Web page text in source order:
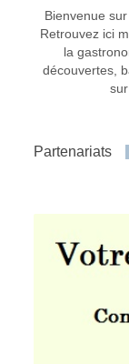
Bienvenue
Retrouvez ici
la
découvertes,
Partenariats